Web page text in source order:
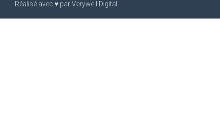
Réalisé avec ♥ parVerywell Digital